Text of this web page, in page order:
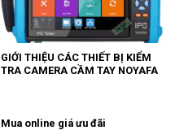
GIỚI THIỆU CÁC THIẾT BỊ KIỂM
TRA CAMERA CẦM TAY NOYAFA
Mua online giá ưu đãi